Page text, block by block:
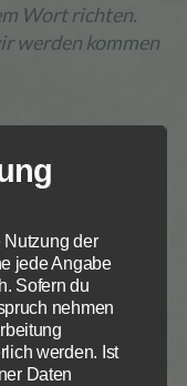
Wort richten.
werden kommen
des Sohnes
es verheißen.
gegeben hat.
richtest, ihn
dann wird er
der
Nutzung der
jede Angabe
Sofern du
nehmen
werden. Ist
Daten